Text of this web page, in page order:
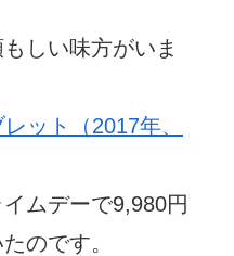
しい味方がいま
ット（2017年、
ムデーで9,980円
のです。